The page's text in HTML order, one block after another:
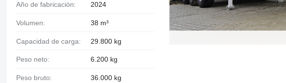
Año de fabricación: 2024
Volumen: 38 m³
Capacidad de carga: 29.800 kg
Peso neto: 6.200 kg
Peso bruto: 36.000 kg